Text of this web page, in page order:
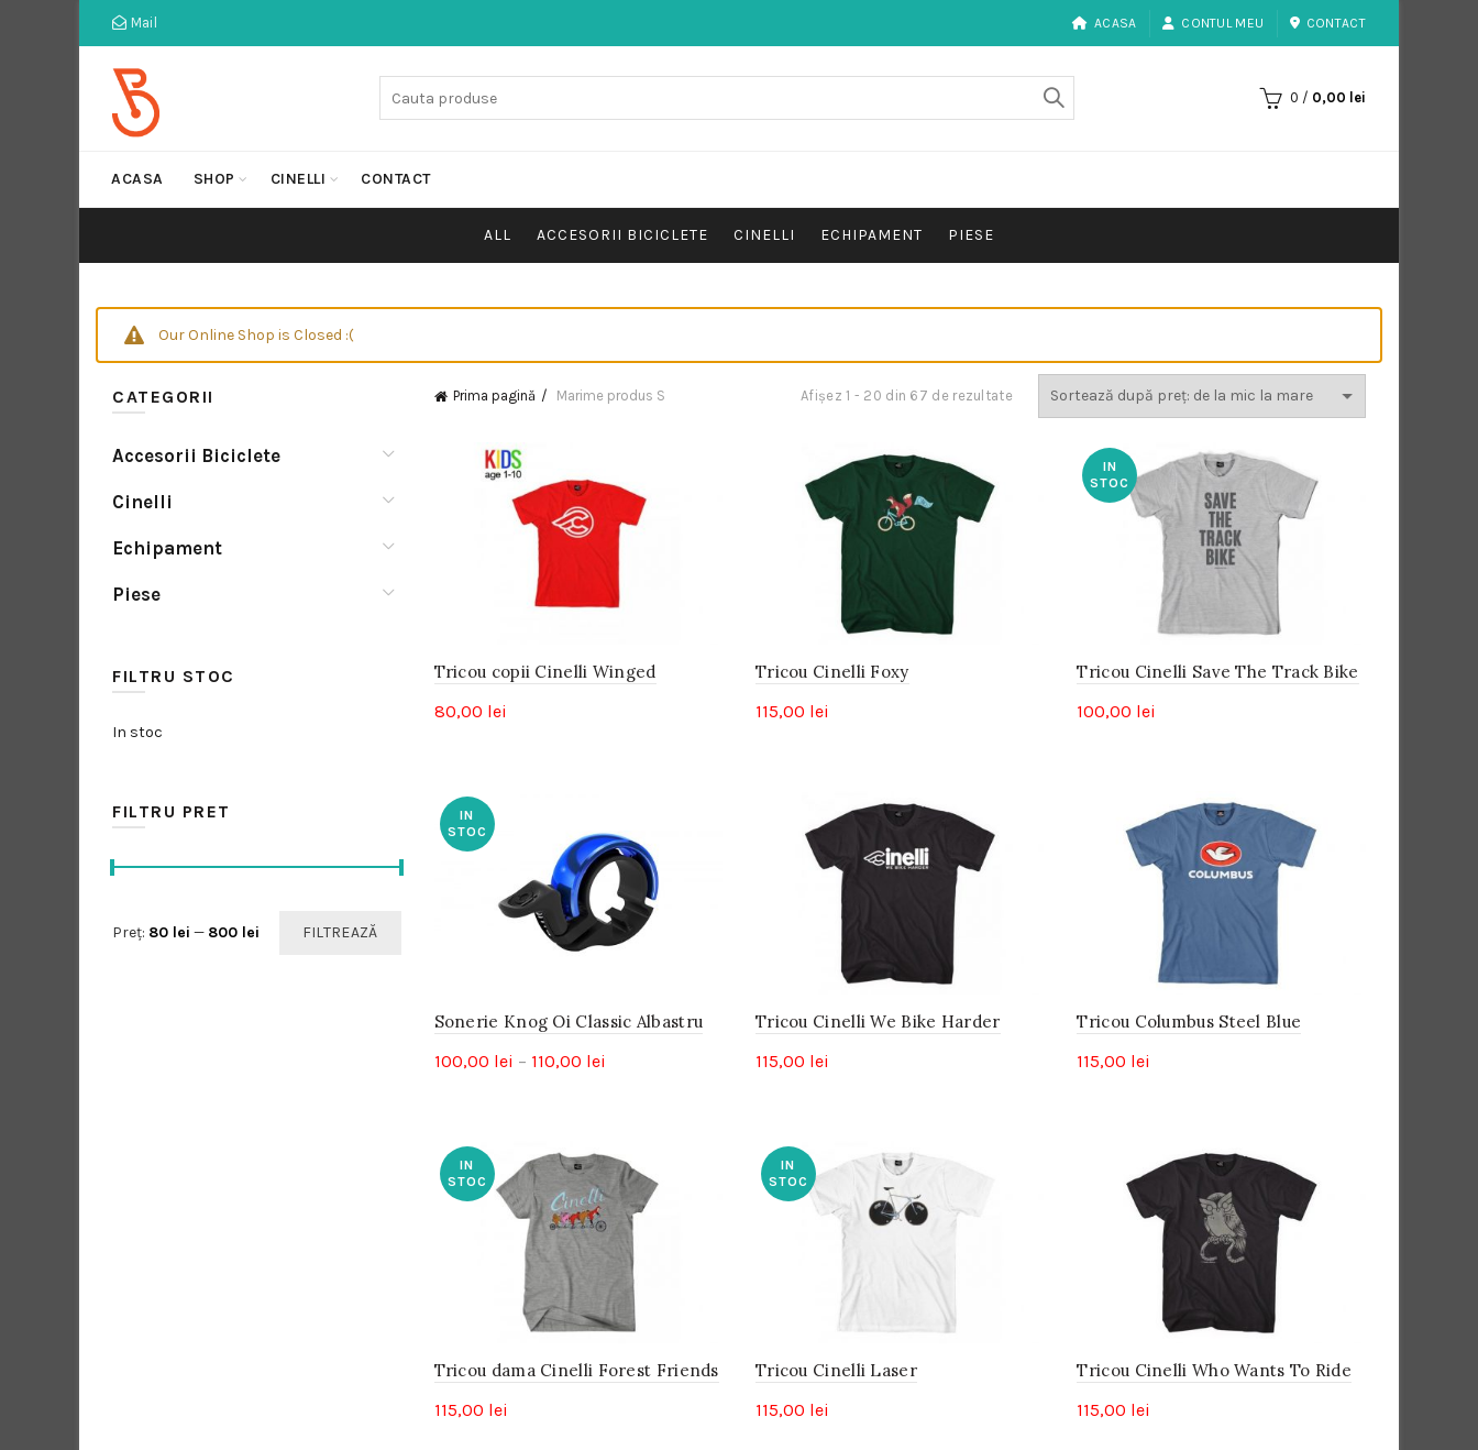
Mail ACASA CONTUL MEU CONTACT
0 / 0,00 lei
ACASA SHOP CINELLI CONTACT
ALL ACCESORII BICICLETE CINELLI ECHIPAMENT PIESE
Our Online Shop is Closed :(
Prima pagină Marime produs S Afișez 1 - 20 din 67 de rezultate Sortat
după
Tricou copii Cinelli Winged
80,00 lei
Tricou Cinelli Foxy
115,00 lei
IN
STOC
Tricou Cinelli Save The Track Bike
100,00 lei
IN
STOC
Sonerie Knog Oi Classic Albastru
100,00 lei – 110,00 lei
până
la
110,00 lei
Tricou Cinelli We Bike Harder
115,00 lei
Tricou Columbus Steel Blue
115,00 lei
IN
STOC
Tricou dama Cinelli Forest Friends
115,00 lei
IN
STOC
Tricou Cinelli Laser
115,00 lei
Tricou Cinelli Who Wants To Ride
115,00 lei
CATEGORII
Accesorii Biciclete
Cinelli
Echipament
Piese
FILTRU STOC
In stoc
FILTRU PRET
Preț
Preț
FILTREAZĂ
Preț: 80 lei — 800 lei